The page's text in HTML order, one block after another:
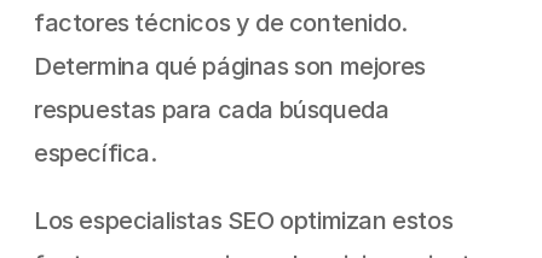
factores técnicos y de contenido.
Determina qué páginas son mejores
respuestas para cada búsqueda
específica.
Los especialistas SEO optimizan estos